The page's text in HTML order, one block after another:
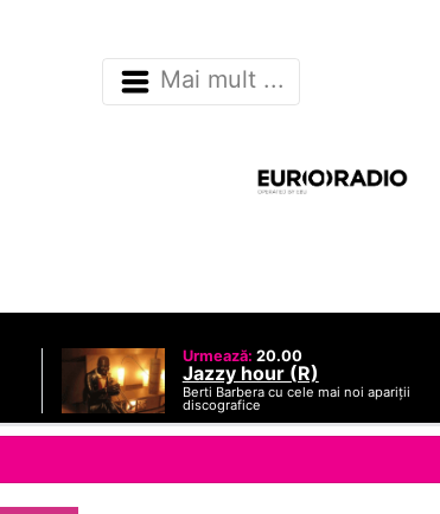
Mai mult ...
Urmează: 20.00
Jazzy hour (R)
Berti Barbera cu cele mai noi apariții
discografice